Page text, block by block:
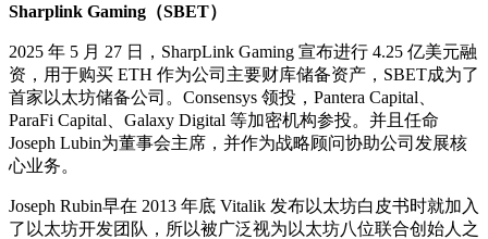
Sharplink Gaming（SBET）
2025 年 5 月 27 日，SharpLink Gaming 宣布进行 4.25 亿美元融
资，用于购买 ETH 作为公司主要财库储备资产，SBET成为了
首家以太坊储备公司。Consensys 领投，Pantera Capital、
ParaFi Capital、Galaxy Digital 等加密机构参投。并且任命
Joseph Lubin为董事会主席，并作为战略顾问协助公司发展核
心业务。
Joseph Rubin早在 2013 年底 Vitalik 发布以太坊白皮书时就加入
了以太坊开发团队，所以被广泛视为以太坊八位联合创始人之